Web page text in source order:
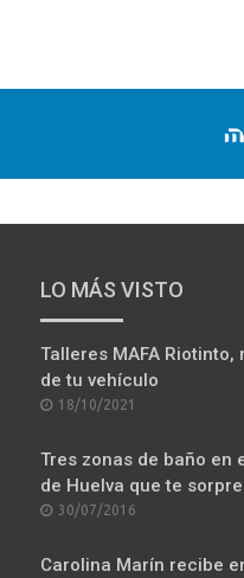
LO MÁS VISTO
Talleres MAFA
de tu vehículo
POSTED
18/10/2021
Tres zonas de baño en
de Huelva que te
POSTED
30/07/2016
Carolina Marín recibe